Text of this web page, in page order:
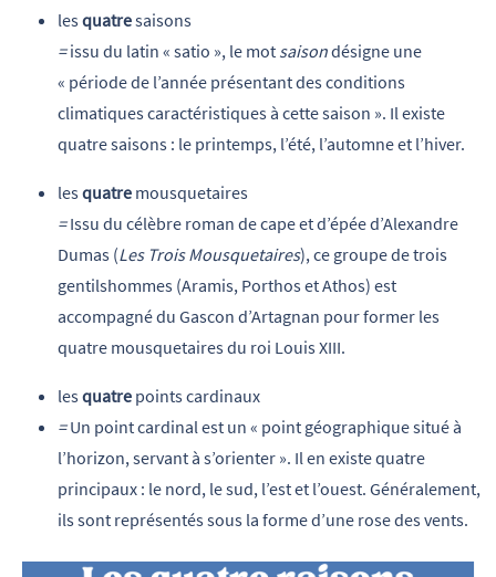
lesquatresaisons
=issu du latin « satio », le mot saisondésigne une
« période de l’année présentant des conditions
climatiques caractéristiques à cette saison ». Il existe
quatre saisons : le printemps, l’été, l’automne et l’hiver.
lesquatre mousquetaires
=Issu du célèbre roman de cape et d’épée d’Alexandre
Dumas (Les Trois Mousquetaires), ce groupe de trois
gentilshommes (Aramis, Porthos et Athos) est
accompagné du Gascon d’Artagnan pour former les
quatre mousquetaires du roi Louis XIII.
lesquatre points cardinaux
=Un point cardinal est un « point géographique situé à
l’horizon, servant à s’orienter ». Il en existe quatre
principaux : le nord, le sud, l’est et l’ouest. Généralement,
ils sont représentés sous la forme d’une rose des vents.